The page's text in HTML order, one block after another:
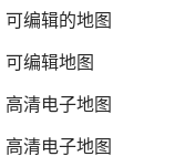
可编辑的地图
可编辑地图
高清电子地图
高清电子地图